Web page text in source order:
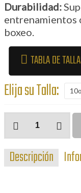
Durabilidad:
entrenamientos
boxeo.
TABLA DE
Elija su Talla:
de
Rojos
Windy
Descripción